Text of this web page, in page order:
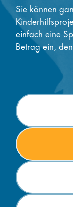
Sie können
einfach eine
Betrag ein,